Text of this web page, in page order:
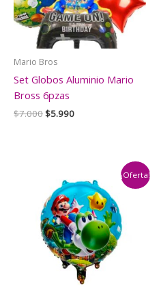
Mario Bros
Set Globos Aluminio Mario
Bross 6pzas
$7.000El
$5.990El
¡Oferta!